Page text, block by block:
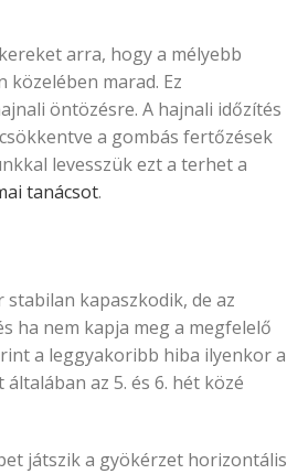
arra, hogy a mélyebb
közelében marad. Ez
öntözésre. A hajnali időzítés
a gombás fertőzések
levesszük ezt a terhet a
tanácsot.
kapaszkodik, de az
ha nem kapja meg a megfelelő
a leggyakoribb hiba ilyenkor a
az 5. és 6. hét közé
játszik a gyökérzet horizontális